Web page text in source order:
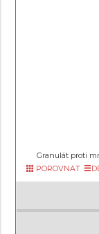
Granulát proti
POROVNAT